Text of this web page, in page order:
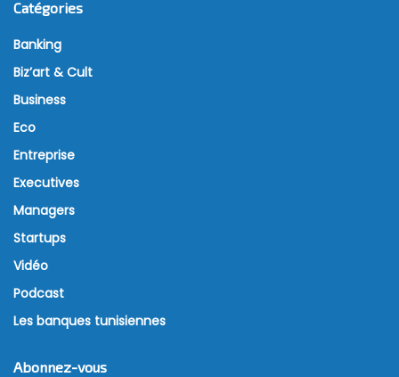
Catégories
Banking
Biz’art & Cult
Business
Eco
Entreprise
Executives
Managers
Startups
Vidéo
Podcast
Les banques tunisiennes
Abonnez-vous